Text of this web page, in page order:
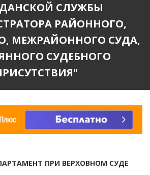
СЛУЖБЫ
РАЙОННОГО,
МЕЖРАЙОННОГО СУДА,
СУДЕБНОГО
ПРИ ВЕРХОВНОМ СУДЕ